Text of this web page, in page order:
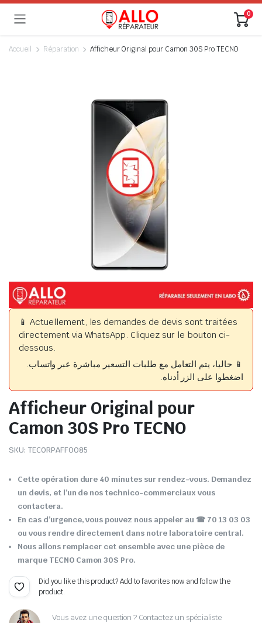
0
Accueil Réparation Afficheur Original pour Camon 30S Pro TECNO
📱 Actuellement, les demandes de devis sont traitées
directement via WhatsApp. Cliquez sur le bouton ci-
dessous.
📱 حاليا، يتم التعامل مع طلبات التسعير مباشرة عبر واتساب.
اضغطوا على الزر أدناه.
Afficheur Original pour
Camon 30S Pro TECNO
SKU: TECORPAFF0085
Cette opération dure 40 minutes sur rendez-vous. Demandez
un devis, et l’un de nos technico-commerciaux vous
contactera.
En cas d’urgence, vous pouvez nous appeler au ☎ 70 13 03 03
ou vous rendre directement dans notre laboratoire central.
Nous allons remplacer cet ensemble avec une pièce de
marque TECNO Camon 30S Pro.
Did you like this product? Add to favorites now and follow the
product.
Vous avez une question ? Contactez un spécialiste